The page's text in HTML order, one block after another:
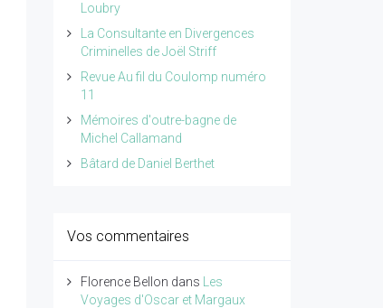
Loubry
La Consultante en Divergences
Criminelles de Joël Striff
Revue Au fil du Coulomp numéro
11
Mémoires d'outre-bagne de
Michel Callamand
Bâtard de Daniel Berthet
Vos commentaires
Florence Bellon dans
Les
Voyages d'Oscar et Margaux